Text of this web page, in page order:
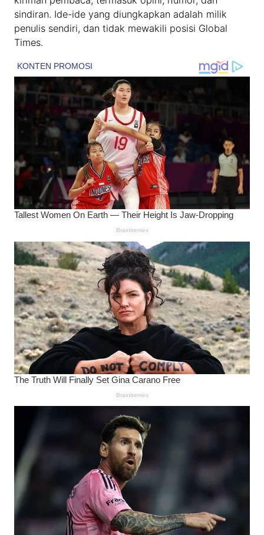
sindiran. Ide-ide yang diungkapkan adalah milik
penulis sendiri, dan tidak mewakili posisi Global
Times.